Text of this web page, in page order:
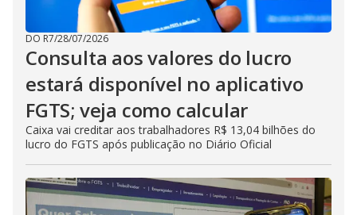
DO R7/28/07/2026
Consulta aos valores do lucro
estará disponível no aplicativo
FGTS; veja como calcular
Caixa vai creditar aos trabalhadores R$ 13,04 bilhões do
lucro do FGTS após publicação no Diário Oficial